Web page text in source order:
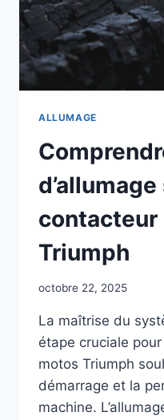
ALLUMAGE
contacteur
Triumph
octobre 22, 2025
La maîtrise du
étape cruciale
motos Triumph
démarrage et la
machine.